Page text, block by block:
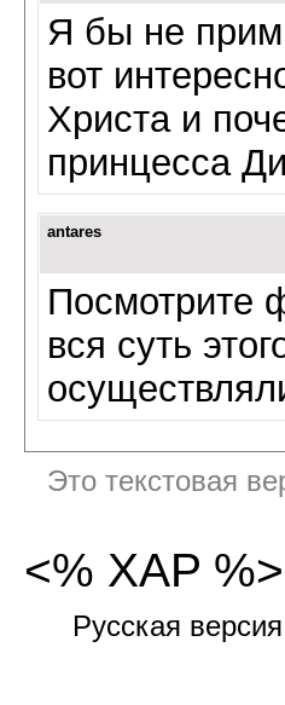
Я бы не
вот
Христа и
принцесса
antares
Посмотрите
вся суть
Это текстовая
<% XAP %>
Русская